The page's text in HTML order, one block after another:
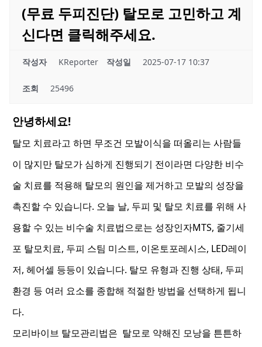
(무료 두피진단) 탈모로 고민하고 계
신다면 클릭해주세요.
작성자 KReporter 작성일 2025-07-17 10:37
조회 25496
안녕하세요!
탈모 치료라고 하면 무조건 모발이식을 떠올리는 사람들
이 많지만 탈모가 심하게 진행되기 전이라면 다양한 비수
술 치료를 적용해 탈모의 원인을 제거하고 모발의 성장을
촉진할 수 있습니다. 오늘 날, 두피 및 탈모 치료를 위해 사
용할 수 있는 비수술 치료법으로는 성장인자MTS, 줄기세
포 탈모치료, 두피 스팀 미스트, 이온토포레시스, LED레이
저, 헤어셀 등등이 있습니다. 탈모 유형과 진행 상태, 두피
환경 등 여러 요소를 종합해 적절한 방법을 선택하게 됩니
다.
모리바이브 탈모관리법은 탈모로 약해진 모낭을 튼튼하